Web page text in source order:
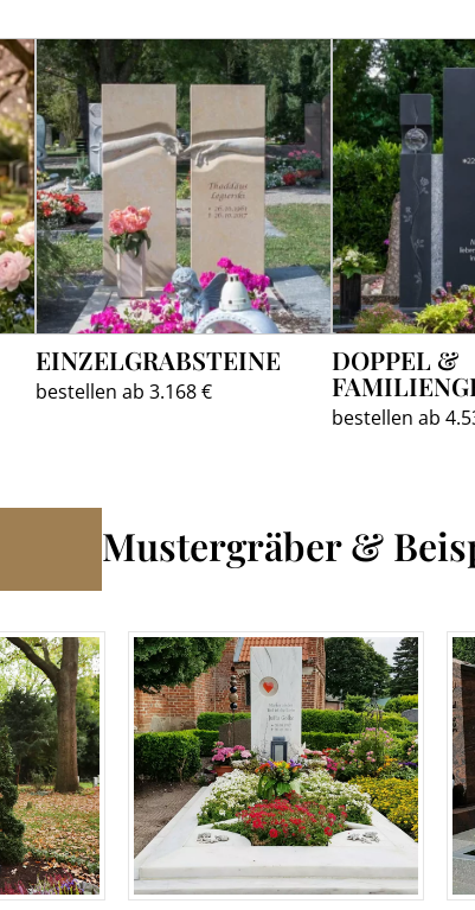
EINZELGRABSTEINE
bestellen ab 3.168 €
DOPPEL &
bestellen ab
Mustergräber &